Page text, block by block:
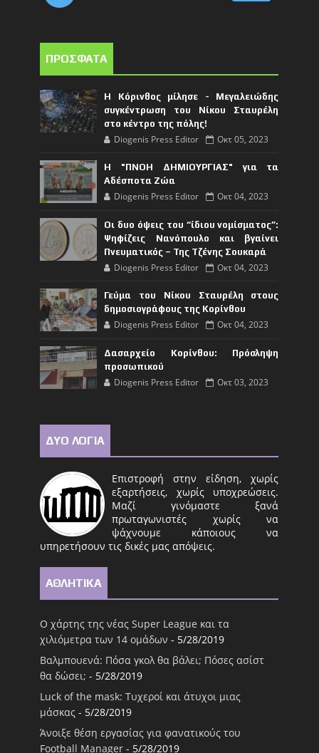
ΠΡΟΣΦΑΤΑ
Η Κόρινθος μίλησε - Μεγαλειώδης
συγκέντρωση του Νίκου Σταυρέλη
στο κέντρο της πόλης!
Diogenis Press Editor Οκτ 05, 2023
Η "ΠΝΟΗ ΔΗΜΙΟΥΡΓΙΑΣ" για τα
Αδέσποτα Ζώα
Diogenis Press Editor Οκτ 04, 2023
Οι δυο όψεις του “ίδιου νομίσματος”:
Ψηφίζεις Νανόπουλο και βγαίνει
Πνευματικός – Της Τζένης Σουκαρά
Diogenis Press Editor Οκτ 04, 2023
Γεύμα του Νίκου Σταυρέλη στους
δημοσιογράφους της Κορίνθου
Diogenis Press Editor Οκτ 04, 2023
Δασαρχείο Κορίνθου: Πρόσληψη
προσωπικού
Diogenis Press Editor Οκτ 03, 2023
ΔΥΟ ΛΟΓΙΑ
Επιστροφή στην είδηση, χωρίς
εξαρτήσεις, χωρίς υποχρεώσεις.
Μαζί γινόμαστε ξανά
πρωταγωνιστές χωρίς να
ψάχνουμε κάποιους να
υπηρετήσουν τις δικές μας απόψεις.
ΑΘΛΗΤΙΚΑ
Ο χάρτης της νέας Super League και τα
χιλιόμετρα των 14 ομάδων - 5/28/2019
Βαλμπουενά: Πόσα γκολ θα βάλει; Πόσες ασίστ
θα δώσει; - 5/28/2019
Luck of the mask: Τυχεροί και άτυχοι μιας
μάσκας - 5/28/2019
Άνοιξε θέση εργασίας για φανατικούς του
Football Μanager - 5/28/2019